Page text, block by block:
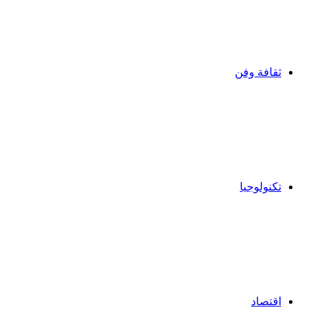
ثقافة وفن
تكنولوجيا
اقتصاد